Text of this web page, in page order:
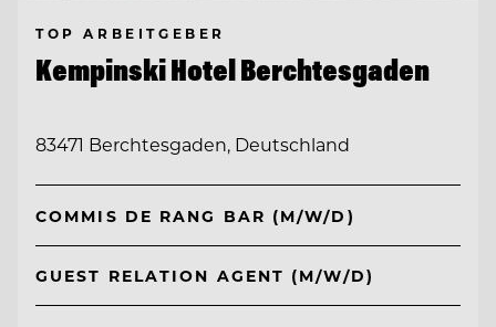
TOP ARBEITGEBER
Kempinski Hotel Berchtesgaden
83471 Berchtesgaden, Deutschland
COMMIS DE RANG BAR (M/W/D)
GUEST RELATION AGENT (M/W/D)